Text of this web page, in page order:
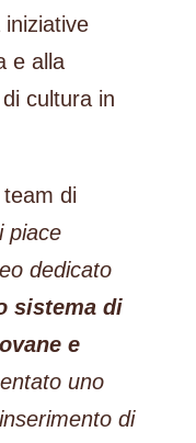
e alla
cultura in
di
piace
dedicato
sistema di
e
uno
di